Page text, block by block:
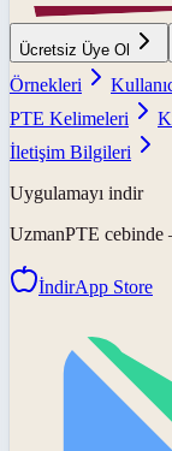
Ücretsiz Üye Ol
Örnekleri
PTE Kelimeleri
İletişim Bilgileri
Uygulamayı indir
UzmanPTE cebinde
İndirApp Store